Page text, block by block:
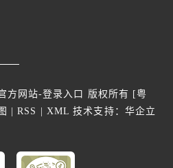
方网站-登录入口 版权所有 [粤
|RSS XML 技术支持： 华企立